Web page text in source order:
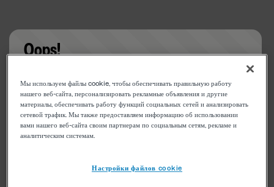
Oops!
Something went wrong. Please try refreshing the
app
Мы используем файлы cookie, чтобы обеспечивать правильную работу
нашего веб-сайта, персонализировать рекламные объявления и другие
материалы, обеспечивать работу функций социальных сетей и анализировать
сетевой трафик. Мы также предоставляем информацию об использовании
вами нашего веб-сайта своим партнерам по социальным сетям, рекламе и
аналитическим системам.
Настройки файлов cookie